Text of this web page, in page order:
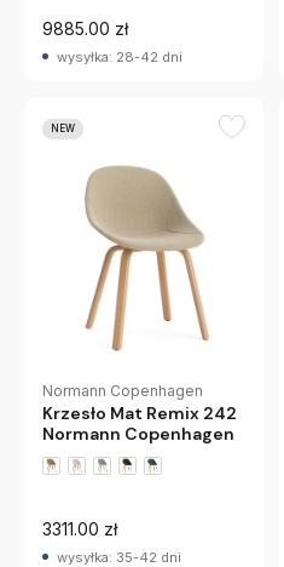
9885.00 zł
wysyłka: 28-42 dni
NEW
Normann Copenhagen
Krzesło Mat Remix 242
Normann Copenhagen
3311.00 zł
wysyłka: 35-42 dni